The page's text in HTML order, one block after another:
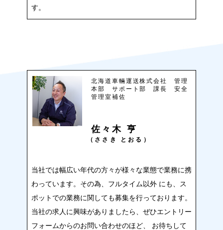
す。
北海道車輛運送株式会社 管理
本部 サポート部 課長 安全
管理室補佐
佐々木 亨
（ささき とおる）
当社では幅広い年代の方々が様々な業態で業務に携
わっています。その為、フルタイム以外 にも、ス
ポットでの業務に関しても募集を行っております。
当社の求人に興味がありましたら、ぜひエントリー
フォームからのお問い合わせのほど、 お待ちして